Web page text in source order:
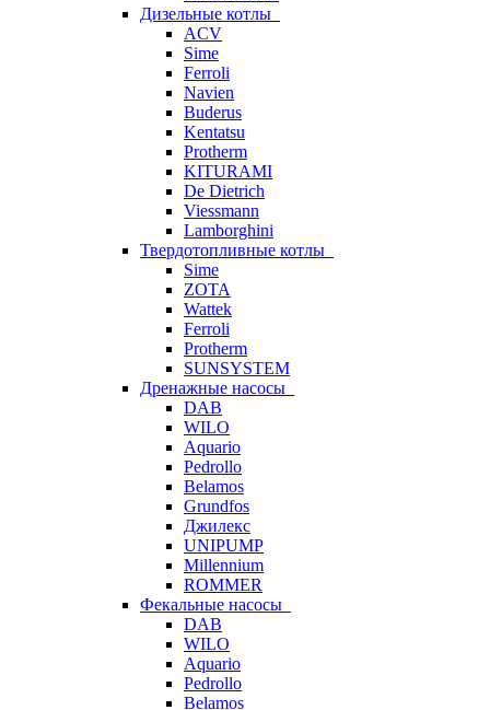
Дизельные котлы
ACV
Sime
Ferroli
Navien
Buderus
Kentatsu
Protherm
KITURAMI
De Dietrich
Viessmann
Lamborghini
Твердотопливные котлы
Sime
ZOTA
Wattek
Ferroli
Protherm
SUNSYSTEM
Дренажные насосы
DAB
WILO
Aquario
Pedrollo
Belamos
Grundfos
Джилекс
UNIPUMP
Millennium
ROMMER
Фекальные насосы
DAB
WILO
Aquario
Pedrollo
Belamos